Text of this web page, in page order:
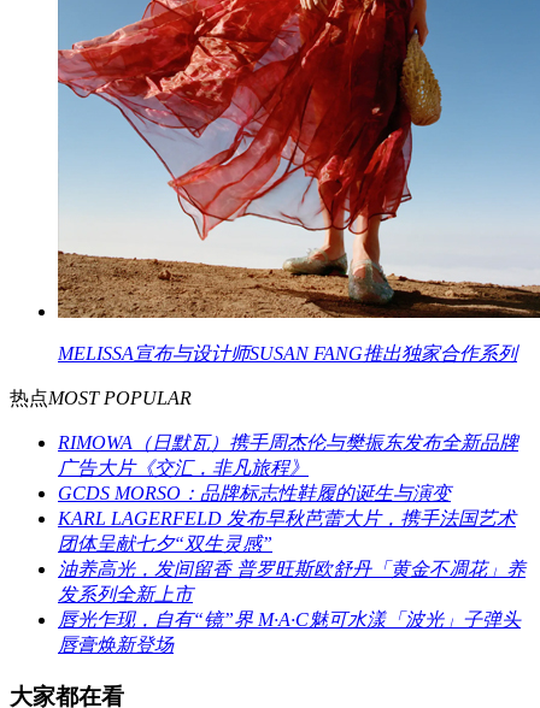
MELISSA宣布与设计师SUSAN FANG推出独家合作系列
热点MOST POPULAR
RIMOWA（日默瓦）携手周杰伦与樊振东发布全新品牌
广告大片《交汇，非凡旅程》
GCDS MORSO：品牌标志性鞋履的诞生与演变
KARL LAGERFELD 发布早秋芭蕾大片，携手法国艺术
团体呈献七夕“双生灵感”
油养高光，发间留香 普罗旺斯欧舒丹「黄金不凋花」养
发系列全新上市
唇光乍现，自有“镜”界 M·A·C魅可水漾「波光」子弹头
唇膏焕新登场
大家都在看